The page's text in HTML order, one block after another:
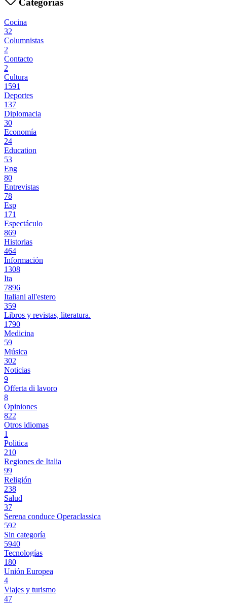
Categorías
Cocina
32
Columnistas
2
Contacto
2
Cultura
1591
Deportes
137
Diplomacia
30
Economía
24
Education
53
Eng
80
Entrevistas
78
Esp
171
Espectáculo
869
Historias
464
Información
1308
Ita
7896
Italiani all'estero
359
Libros y revistas, literatura.
1790
Medicina
59
Música
302
Noticias
9
Offerta di lavoro
8
Opiniones
822
Otros idiomas
1
Politica
210
Regiones de Italia
99
Religión
238
Salud
37
Serena conduce Operaclassica
592
Sin categoría
5940
Tecnologías
180
Unión Europea
4
Viajes y turismo
47